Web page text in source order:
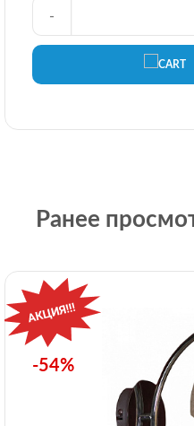
-
Ранее
-54%